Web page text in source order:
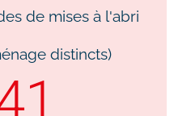
de mises à l'abri
distincts)